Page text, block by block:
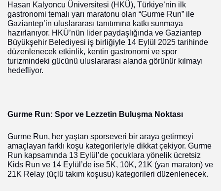
Hasan Kalyoncu Üniversitesi (HKÜ), Türkiye’nin ilk
gastronomi temalı yarı maratonu olan “Gurme Run” ile
Gaziantep’in uluslararası tanıtımına katkı sunmaya
hazırlanıyor. HKÜ’nün lider paydaşlığında ve Gaziantep
Büyükşehir Belediyesi iş birliğiyle 14 Eylül 2025 tarihinde
düzenlenecek etkinlik, kentin gastronomi ve spor
turizmindeki gücünü uluslararası alanda görünür kılmayı
hedefliyor.
Gurme Run: Spor ve Lezzetin Buluşma Noktası
Gurme Run, her yaştan sporseveri bir araya getirmeyi
amaçlayan farklı koşu kategorileriyle dikkat çekiyor. Gurme
Run kapsamında 13 Eylül’de çocuklara yönelik ücretsiz
Kids Run ve 14 Eylül’de ise 5K, 10K, 21K (yarı maraton) ve
21K Relay (üçlü takım koşusu) kategorileri düzenlenecek.